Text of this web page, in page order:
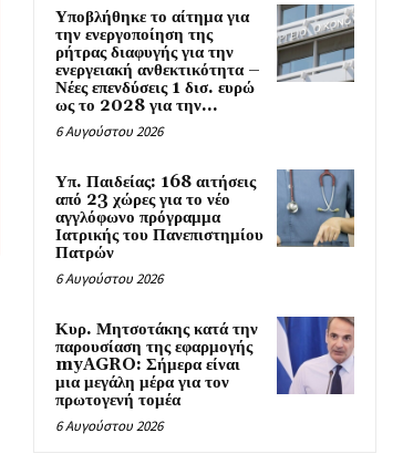
Υποβλήθηκε το αίτημα για
την ενεργοποίηση της
ρήτρας διαφυγής για την
ενεργειακή ανθεκτικότητα –
Νέες επενδύσεις 1 δισ. ευρώ
ως το 2028 για την...
6 Αυγούστου 2026
Υπ. Παιδείας: 168 αιτήσεις
από 23 χώρες για το νέο
αγγλόφωνο πρόγραμμα
Ιατρικής του Πανεπιστημίου
Πατρών
6 Αυγούστου 2026
Κυρ. Μητσοτάκης κατά την
παρουσίαση της εφαρμογής
myAGRO: Σήμερα είναι
μια μεγάλη μέρα για τον
πρωτογενή τομέα
6 Αυγούστου 2026